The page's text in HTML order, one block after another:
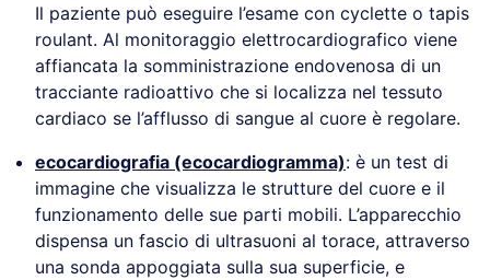
Il paziente può eseguire l’esame con cyclette o tapis
roulant. Al monitoraggio elettrocardiografico viene
affiancata la somministrazione endovenosa di un
tracciante radioattivo che si localizza nel tessuto
cardiaco se l’afflusso di sangue al cuore è regolare.
ecocardiografia (ecocardiogramma): è un test di
immagine che visualizza le strutture del cuore e il
funzionamento delle sue parti mobili. L’apparecchio
dispensa un fascio di ultrasuoni al torace, attraverso
una sonda appoggiata sulla sua superficie, e